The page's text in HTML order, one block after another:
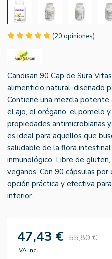
(20 opiniones)
Candisan 90 Cap de Sura
alimenticio natural, diseñado
Contiene una mezcla
el ajo, el orégano, el pomelo
propiedades antimicrobianas
es ideal para aquellos que
saludable de la flora
inmunológico. Libre de
veganos. Con 90 cápsulas por
opción práctica y efectiva
interior.
47,43 € 55,80 €
IVA incl.